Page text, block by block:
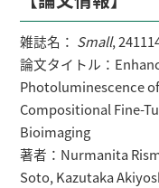
雑誌名： Small,
論文タイトル：
Photoluminescence
Compositional Fine-
Bioimaging
著者：Nurmanita
Soto, Kazutaka